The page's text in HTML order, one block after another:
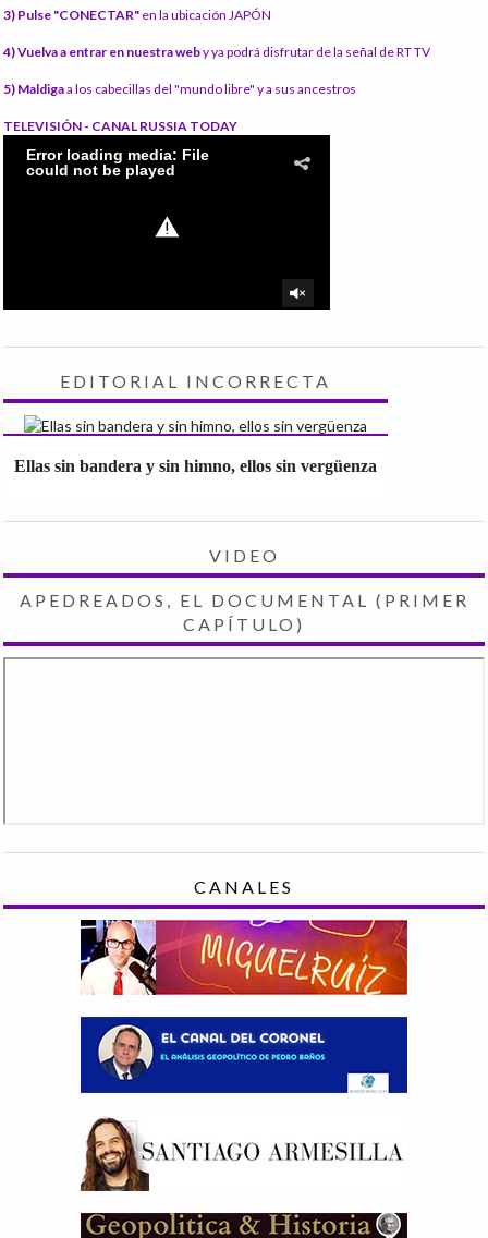
3) Pulse "CONECTAR" en la ubicación JAPÓN
4) Vuelva a entrar en nuestra weby ya podrá disfrutar de la señal de RT TV
5) Maldigaa los cabecillas del "mundo libre" y a sus ancestros
TELEVISIÓN - CANAL RUSSIA TODAY
EDITORIAL INCORRECTA
Ellas sin bandera y sin himno, ellos sin vergüenza
VIDEO
APEDREADOS, EL DOCUMENTAL (PRIMER
CAPÍTULO)
CANALES